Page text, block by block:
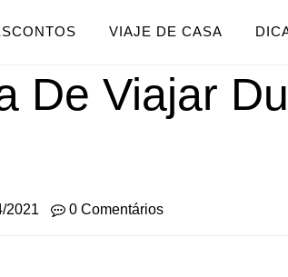
VIAJE DE CASA
De Viajar
2021 0 Comentários